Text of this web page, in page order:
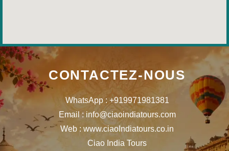
CONTACTEZ-NOUS
WhatsApp : +919971981381
Email : info@ciaoindiatours.com
Web : www.ciaoIndiatours.co.in
Ciao India Tours